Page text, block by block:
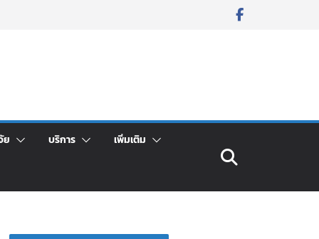
ย บริการ เพิ่มเติม